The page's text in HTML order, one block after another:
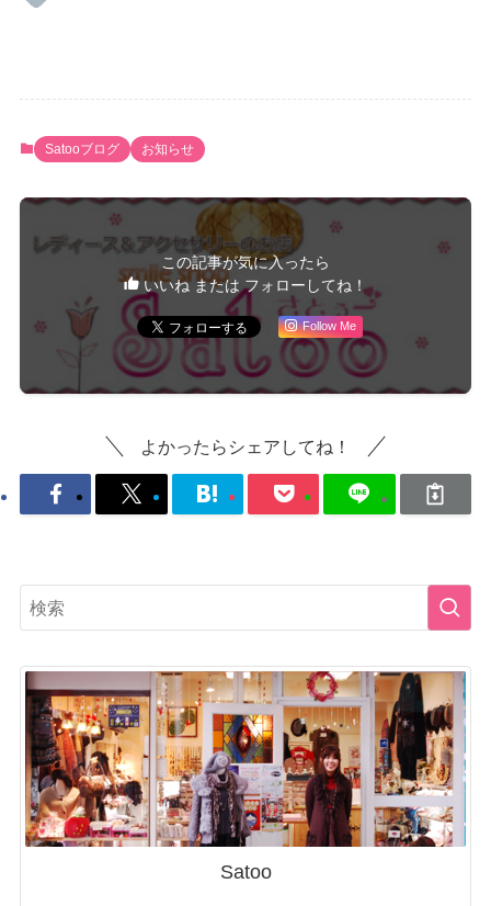
Satooブログ お知らせ
この記事が気に入ったら
いいね または フォローしてね！
Follow Me
よかったらシェアしてね！
Satoo